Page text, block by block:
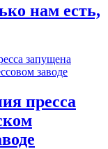
нам есть,
пресса